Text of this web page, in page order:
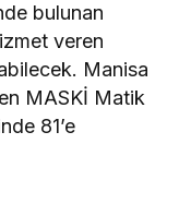
bulunan
veren
Manisa
MASKİ Matik
81’e